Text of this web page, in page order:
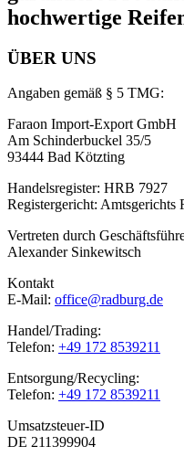
hochwertige
ÜBER UNS
Angaben gemäß § 5 TMG:
Faraon Import-Export GmbH
Am Schinderbuckel 35/5
93444 Bad Kötzting
Handelsregister: HRB 7927
Registergericht: Amtsgerichts
Vertreten durch
Alexander Sinkewitsch
Kontakt
E-Mail: office@radburg.de
Handel/Trading:
Telefon: +49 172 8539211
Entsorgung/Recycling:
Telefon: +49 172 8539211
Umsatzsteuer-ID
DE 211399904